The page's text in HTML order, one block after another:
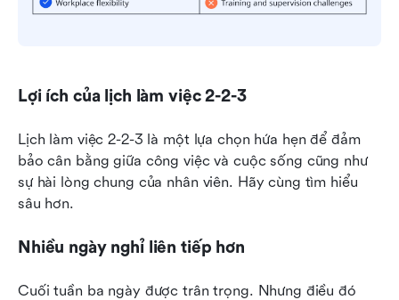
Lợi ích của lịch làm việc 2-2-3
Lịch làm việc 2-2-3 là một lựa chọn hứa hẹn để đảm
bảo cân bằng giữa công việc và cuộc sống cũng như
sự hài lòng chung của nhân viên. Hãy cùng tìm hiểu
sâu hơn.
Nhiều ngày nghỉ liên tiếp hơn
Cuối tuần ba ngày được trân trọng. Nhưng điều đó